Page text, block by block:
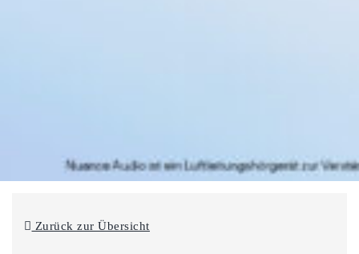
Zurück zur Übersicht